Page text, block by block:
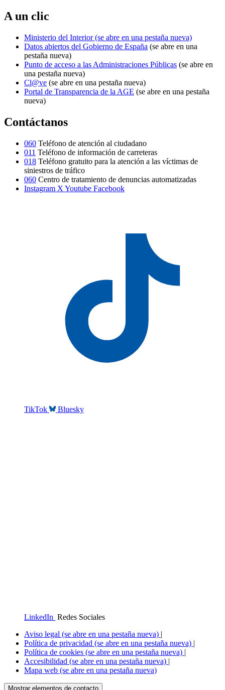
A un clic
Ministerio del Interior(se abre en una pestaña nueva)
Datos abiertos del Gobierno de España (se abre en una
pestaña nueva)
Punto de acceso a las Administraciones Públicas (se abre en
una pestaña nueva)
Cl@ve (se abre en una pestaña nueva)
Portal de Transparencia de la AGE (se abre en una pestaña
nueva)
Contáctanos
060 Teléfono de atención al ciudadano
011 Teléfono de información de carreteras
018 Teléfono gratuito para la atención a las víctimas de
siniestros de tráfico
060 Centro de tratamiento de denuncias automatizadas
Instagram X Youtube Facebook
TikTok Bluesky
LinkedIn Redes Sociales
Aviso legal (se abre en una pestaña nueva) |
Política de privacidad (se abre en una pestaña nueva) |
Política de cookies (se abre en una pestaña nueva) |
Accesibilidad (se abre en una pestaña nueva) |
Mapa web (se abre en una pestaña nueva)
Mostrar elementos de contacto